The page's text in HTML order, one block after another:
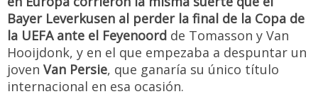
Bayer Leverkusen al perder la final de la Copa de
la UEFA ante el Feyenoord de Tomasson y Van
Hooijdonk, y en el que empezaba a despuntar un
joven Van Persie, que ganaría su único título
internacional en esa ocasión.